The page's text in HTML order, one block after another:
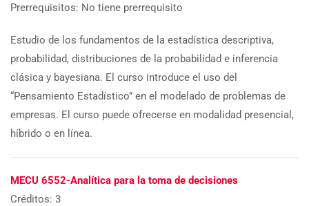
Prerrequisitos: No tiene prerrequisito
Estudio de los fundamentos de la estadística descriptiva,
probabilidad, distribuciones de la probabilidad e inferencia
clásica y bayesiana. El curso introduce el uso del
“Pensamiento Estadístico” en el modelado de problemas de
empresas. El curso puede ofrecerse en modalidad presencial,
híbrido o en línea.
MECU 6552-Analítica para la toma de decisiones
Créditos: 3